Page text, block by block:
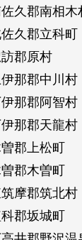
久郡南相木
久郡立科町
郡原村
那郡中川村
那郡阿智村
那郡天龍村
郡上松町
郡木曽町
摩郡筑北村
郡坂城町